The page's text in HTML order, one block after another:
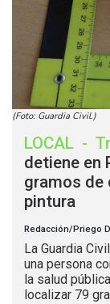
(Foto: Guardia Civil.)
LOCAL -
detiene en
gramos de
pintura
Redacción/Priego
La Guardia
una persona
la salud
localizar 79